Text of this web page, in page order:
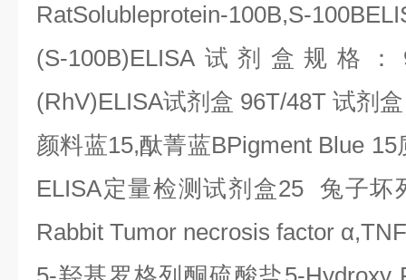
RatSolubleprotein-100B,S-
(S-100B)ELISA 试剂盒规格：
(RhV)ELISA试剂盒 96T/48T 试剂盒
颜料蓝15,酞菁蓝BPigment Blue 15
ELISA定量检测试剂盒25 兔子坏
Rabbit Tumor necrosis factor α,TNF